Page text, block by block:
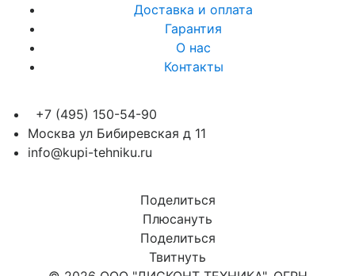
Доставка и оплата
Гарантия
О нас
Контакты
+7 (495) 150-54-90
Москва ул Бибиревская д 11
info@kupi-tehniku.ru
Поделиться
Плюсануть
Поделиться
Твитнуть